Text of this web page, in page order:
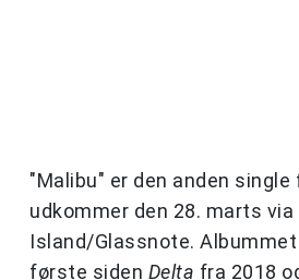
"Malibu" er den anden single
udkommer den 28. marts via
Island/Glassnote.
første siden Delta fra 2018